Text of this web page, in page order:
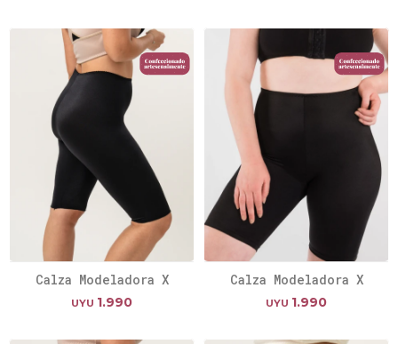
Calza Modeladora X
UYU 1.990
Calza Modeladora X
UYU 1.990